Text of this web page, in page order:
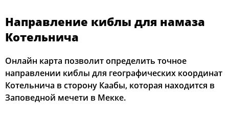
Направление киблы для намаза
Котельнича
Онлайн карта позволит определить точное
направлении киблы для географических координат
Котельнича в сторону Каабы, которая находится в
Заповедной мечети в Мекке.